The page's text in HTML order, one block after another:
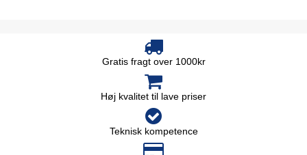
Gratis fragt over 1000kr
Høj kvalitet til lave priser
Teknisk kompetence